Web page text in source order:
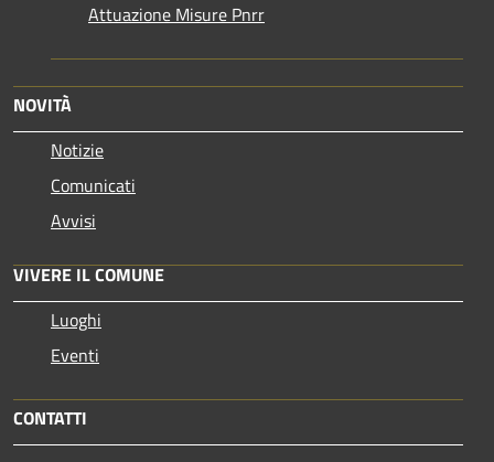
Attuazione Misure Pnrr
NOVITÀ
Notizie
Comunicati
Avvisi
VIVERE IL COMUNE
Luoghi
Eventi
CONTATTI